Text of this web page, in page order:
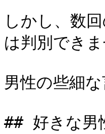
しかし、数
は判別できま
男性の些細
## 好きな男